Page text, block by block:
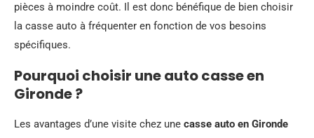
pièces à moindre coût. Il est donc bénéfique de bien choisir
la casse auto à fréquenter en fonction de vos besoins
spécifiques.
Pourquoi choisir une auto casse en
Gironde ?
Les avantages d’une visite chez une casse auto en Gironde